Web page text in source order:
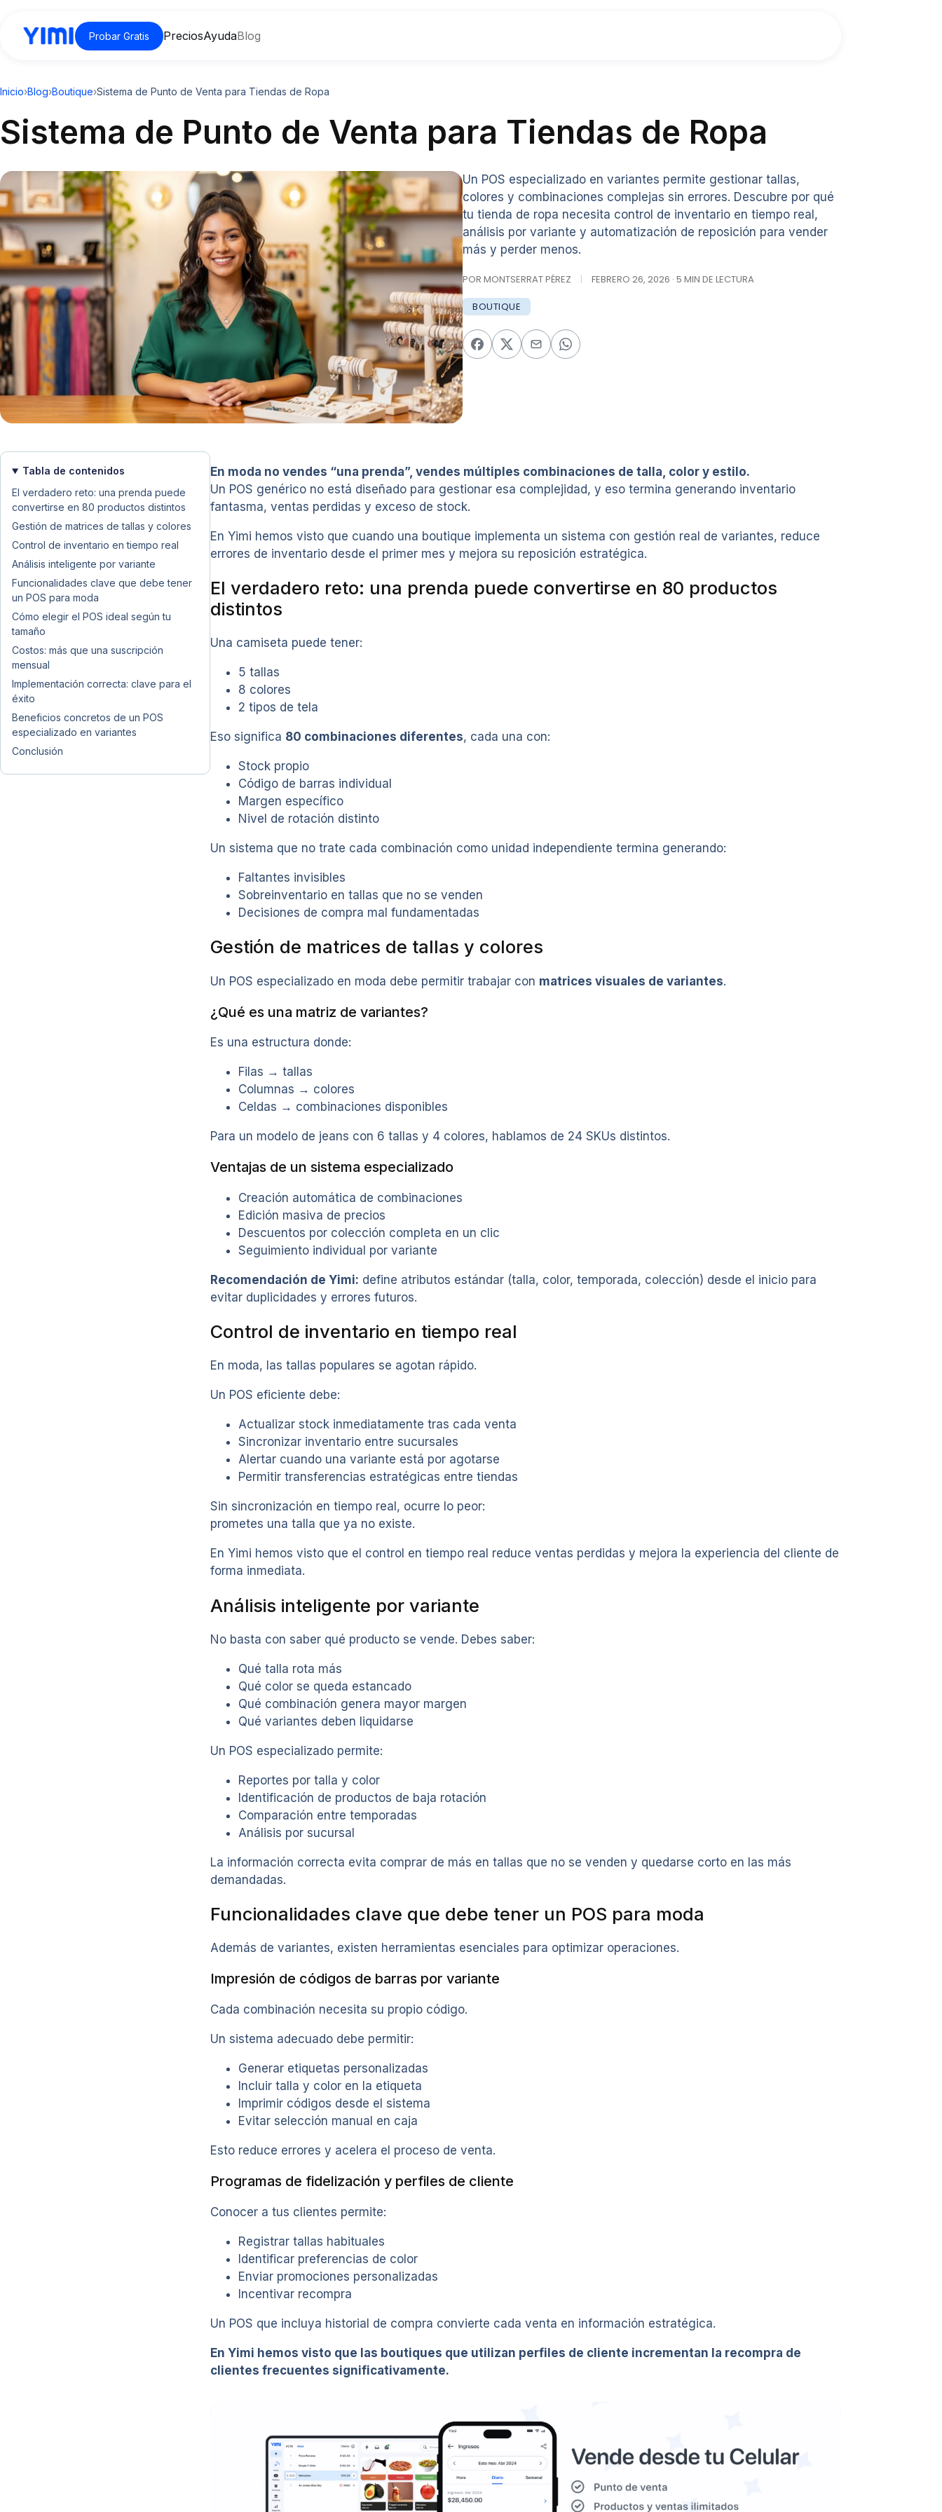
Probar Gratis PreciosAyudaBlog
Inicio›Blog›Boutique›Sistema de Punto de Venta para Tiendas de Ropa
Sistema de Punto de Venta para Tiendas de Ropa
Un POS especializado en variantes permite gestionar tallas,
colores y combinaciones complejas sin errores. Descubre por qué
tu tienda de ropa necesita control de inventario en tiempo real,
análisis por variante y automatización de reposición para vender
más y perder menos.
POR MONTSERRAT PÉREZ | FEBRERO 26, 2026 · 5 MIN DE LECTURA
BOUTIQUE
Tabla de contenidos
El verdadero reto: una prenda puede
convertirse en 80 productos distintos
Gestión de matrices de tallas y colores
Control de inventario en tiempo real
Análisis inteligente por variante
Funcionalidades clave que debe tener
un POS para moda
Cómo elegir el POS ideal según tu
tamaño
Costos: más que una suscripción
mensual
Implementación correcta: clave para el
éxito
Beneficios concretos de un POS
especializado en variantes
Conclusión
En moda no vendes “una prenda”, vendes múltiples combinaciones de talla, color y estilo.
Un POS genérico no está diseñado para gestionar esa complejidad, y eso termina generando inventario
fantasma, ventas perdidas y exceso de stock.
En Yimi hemos visto que cuando una boutique implementa un sistema con gestión real de variantes, reduce
errores de inventario desde el primer mes y mejora su reposición estratégica.
El verdadero reto: una prenda puede convertirse en 80 productos
distintos
Una camiseta puede tener:
5 tallas
8 colores
2 tipos de tela
Eso significa 80 combinaciones diferentes, cada una con:
Stock propio
Código de barras individual
Margen específico
Nivel de rotación distinto
Un sistema que no trate cada combinación como unidad independiente termina generando:
Faltantes invisibles
Sobreinventario en tallas que no se venden
Decisiones de compra mal fundamentadas
Gestión de matrices de tallas y colores
Un POS especializado en moda debe permitir trabajar con matrices visuales de variantes.
¿Qué es una matriz de variantes?
Es una estructura donde:
Filas → tallas
Columnas → colores
Celdas → combinaciones disponibles
Para un modelo de jeans con 6 tallas y 4 colores, hablamos de 24 SKUs distintos.
Ventajas de un sistema especializado
Creación automática de combinaciones
Edición masiva de precios
Descuentos por colección completa en un clic
Seguimiento individual por variante
Recomendación de Yimi: define atributos estándar (talla, color, temporada, colección) desde el inicio para
evitar duplicidades y errores futuros.
Control de inventario en tiempo real
En moda, las tallas populares se agotan rápido.
Un POS eficiente debe:
Actualizar stock inmediatamente tras cada venta
Sincronizar inventario entre sucursales
Alertar cuando una variante está por agotarse
Permitir transferencias estratégicas entre tiendas
Sin sincronización en tiempo real, ocurre lo peor:
prometes una talla que ya no existe.
En Yimi hemos visto que el control en tiempo real reduce ventas perdidas y mejora la experiencia del cliente de
forma inmediata.
Análisis inteligente por variante
No basta con saber qué producto se vende. Debes saber:
Qué talla rota más
Qué color se queda estancado
Qué combinación genera mayor margen
Qué variantes deben liquidarse
Un POS especializado permite:
Reportes por talla y color
Identificación de productos de baja rotación
Comparación entre temporadas
Análisis por sucursal
La información correcta evita comprar de más en tallas que no se venden y quedarse corto en las más
demandadas.
Funcionalidades clave que debe tener un POS para moda
Además de variantes, existen herramientas esenciales para optimizar operaciones.
Impresión de códigos de barras por variante
Cada combinación necesita su propio código.
Un sistema adecuado debe permitir:
Generar etiquetas personalizadas
Incluir talla y color en la etiqueta
Imprimir códigos desde el sistema
Evitar selección manual en caja
Esto reduce errores y acelera el proceso de venta.
Programas de fidelización y perfiles de cliente
Conocer a tus clientes permite:
Registrar tallas habituales
Identificar preferencias de color
Enviar promociones personalizadas
Incentivar recompra
Un POS que incluya historial de compra convierte cada venta en información estratégica.
En Yimi hemos visto que las boutiques que utilizan perfiles de cliente incrementan la recompra de
clientes frecuentes significativamente.